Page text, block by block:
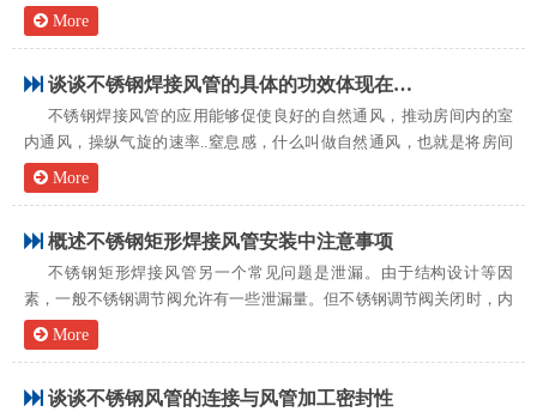
怎样安装过滤网的呢？想要达到这一目的，其实不难，可以先做一个风
管边框，然后，将不锈钢过滤网固定在上面。之后，则是在边框四角打
More
谈谈不锈钢焊接风管的具体的功效体现在哪些方面？
不锈钢焊接风管的应用能够促使良好的自然通风，推动房间内的室
内通风，操纵气旋的速率..窒息感，什么叫做自然通风，也就是将房间
内或是是密闭里的污秽的气体排掉，在加工厂里将造成的有害物都历经
清洁解决以后都排出来户外，随后再将清新空气送进房间内，稀释液气
More
概述不锈钢矩形焊接风管安装中注意事项
不锈钢矩形焊接风管另一个常见问题是泄漏。由于结构设计等因
素，一般不锈钢调节阀允许有一些泄漏量。但不锈钢调节阀关闭时，内
部泄漏严重，一般是由于阀杆长度不当，导致不锈钢调节阀被空气打
开。当阀杆过长时，上下运动距离不够，导致阀芯与阀门之间产生间
More
谈谈不锈钢风管的连接与风管加工密封性